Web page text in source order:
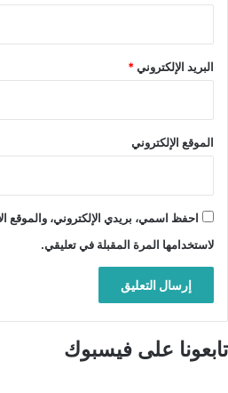
البريد الإلكتروني*
الموقع الإلكتروني
احفظ اسمي، بريدي الإلكتروني، والموقع
لاستخدامها المرة المقبلة في تعليقي.
تابعونا على فيسبوك